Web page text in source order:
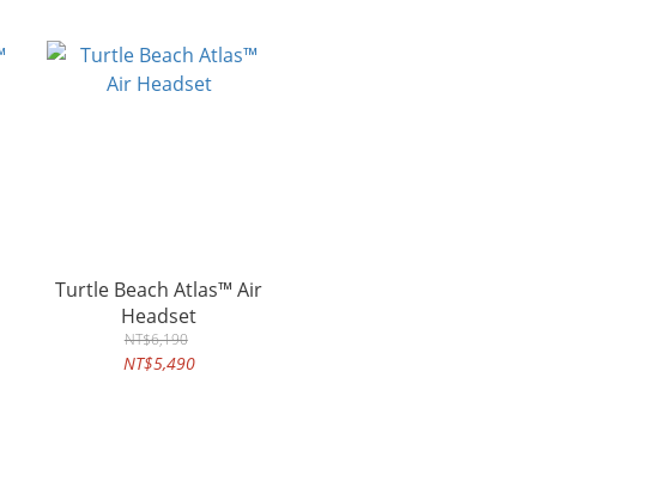
Turtle Beach Atlas™ Air
Headset
NT$6,190
NT$5,490